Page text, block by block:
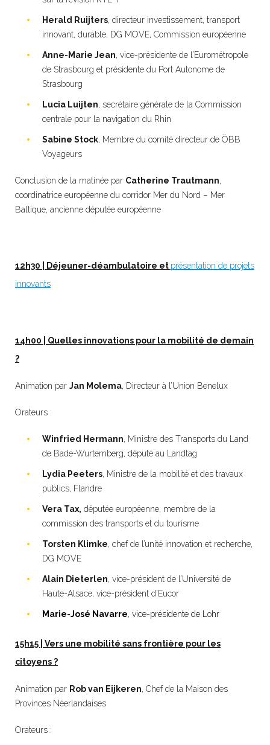
Herald Ruijters, directeur investissement, transport
innovant, durable, DG MOVE, Commission européenne
Anne-Marie Jean, vice-présidente de l’Eurométropole
de Strasbourg et présidente du Port Autonome de
Strasbourg
Lucia Luijten, secrétaire générale de la Commission
centrale pour la navigation du Rhin
Sabine Stock, Membre du comité directeur de ÖBB
Voyageurs
Conclusion de la matinée par Catherine Trautmann,
coordinatrice européenne du corridor Mer du Nord – Mer
Baltique, ancienne députée européenne
12h30 | Déjeuner-déambulatoire et présentation de projets
innovants
14h00 | Quelles innovations pour la mobilité de demain
?
Animation par Jan Molema, Directeur à l’Union Benelux
Orateurs :
Winfried Hermann, Ministre des Transports du Land
de Bade-Wurtemberg, député au Landtag
Lydia Peeters, Ministre de la mobilité et des travaux
publics, Flandre
Vera Tax, députée européenne, membre de la
commission des transports et du tourisme
Torsten Klimke, chef de l’unité innovation et recherche,
DG MOVE
Alain Dieterlen, vice-président de l’Université de
Haute-Alsace, vice-président d’Eucor
Marie-José Navarre, vice-présidente de Lohr
15h15 | Vers une mobilité sans frontière pour les
citoyens ?
Animation par Rob van Eijkeren, Chef de la Maison des
Provinces Néerlandaises
Orateurs :